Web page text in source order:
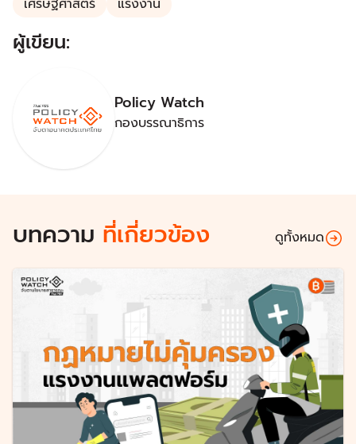
เศรษฐศาสตร์
แรงงาน
ผู้เขียน:
Policy Watch
กองบรรณาธิการ
บทความ ที่เกี่ยวข้อง ดูทั้งหมด